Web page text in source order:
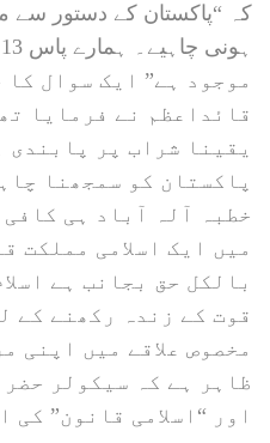
کہ “پاکستان کے دستور سے
موجود ہے” ایک سوال
قائداعظم نے فرمایا
یقینا شراب پر پابندی
پاکستان کو سمجھنا
خطبہ آلہ آباد ہی
میں ایک اسلامی مملکت
بالکل حق بجانب ہے
قوت کے زندہ رکھنے کے
مخصوص علاقے میں اپنی
ظاہر ہے کہ سیکولر
اور “اسلامی قانون” کی